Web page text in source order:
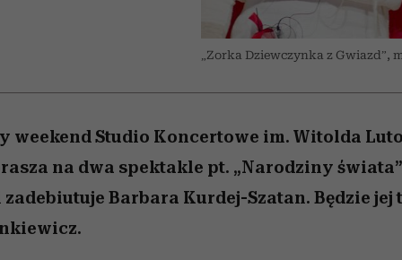
„Zorka Dziewczynka z Gwiazd”,
weekend Studio Koncertowe im. Witolda
na dwa spektakle pt. „Narodziny
Barbara Kurdej-Szatan. Będzie